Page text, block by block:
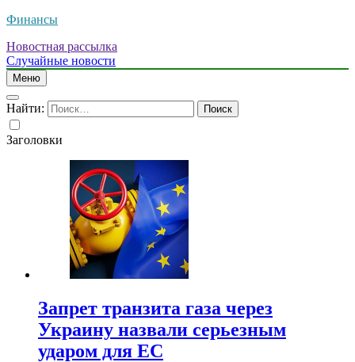
Финансы
Новостная рассылка
Случайные новости
Меню
Найти:
Заголовки
Запрет транзита газа через
Украину назвали серьезным
ударом для ЕС